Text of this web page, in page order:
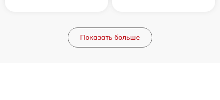
Показать больше